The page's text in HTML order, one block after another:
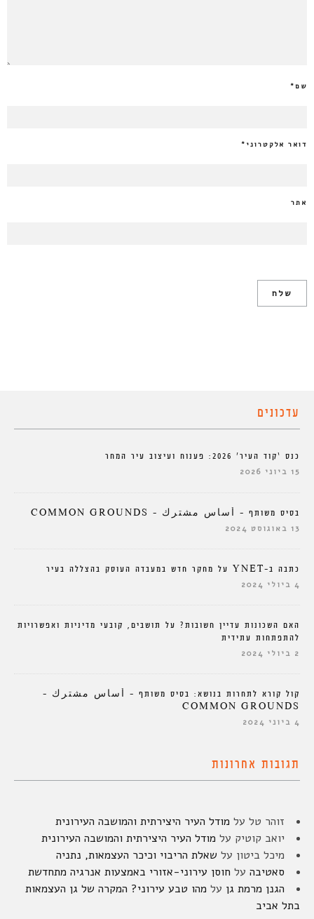
שם*
דואר אלקטרוני *
אתר
עדכונים
כנס ‘קוד העיר’ 2026: פענוח ועיצוב עיר המחר
15 ביוני 2026
בסיס משותף – أساس مشترك – COMMON GROUNDS
13 באוגוסט 2024
כתבה ב-YNET על מחקר חדש במעבדה העוסק בהצללה בעיר
4 ביולי 2024
האם השכונות עדיין חשובות? על תושבים, קובעי מדיניות ואפשרויות
להתפתחות עתידית
2 ביולי 2024
קול קורא לתחרות בנושא: בסיס משותף – أساس مشترك –
COMMON GROUNDS
4 ביוני 2024
תגובות אחרונות
זוהר טל על מודל העיר היצירתית והמושבה העירונית
יואב קוטיק על מודל העיר היצירתית והמושבה העירונית
מיכל ביטון על שאלת הריבוי וכיכר העצמאות, נתניה
סאטיבה על חוסן עירוני-אזורי באמצעות אנרגיה מתחדשת
הגנן מרמת גן על מהו טבע עירוני? המקרה של גן העצמאות
בתל אביב